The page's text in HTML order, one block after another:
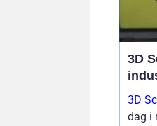
3D
3D
dag i